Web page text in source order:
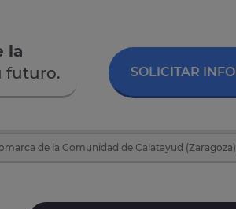
la
futuro. SOLICITAR
de la Comunidad de Calatayud (Zaragoza)